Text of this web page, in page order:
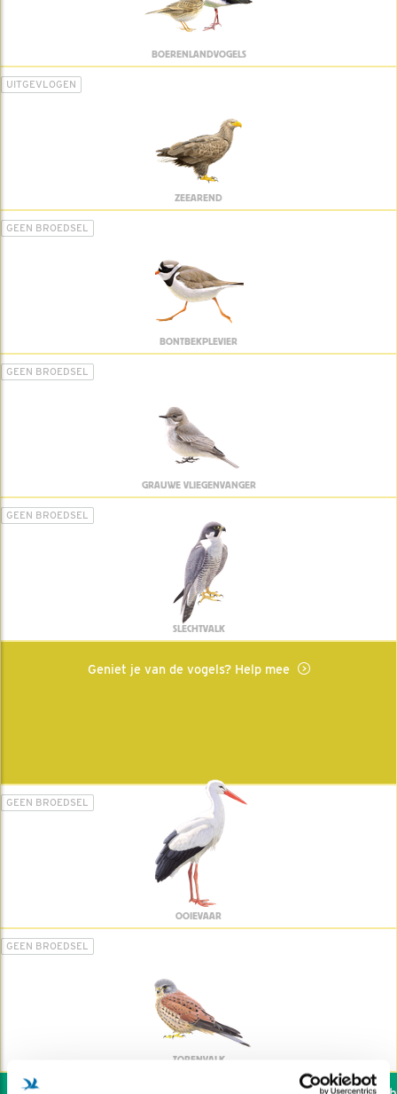
BOERENLANDVOGELS
UITGEVLOGEN
ZEEAREND
GEEN BROEDSEL
BONTBEKPLEVIER
GEEN BROEDSEL
GRAUWE VLIEGENVANGER
GEEN BROEDSEL
SLECHTVALK
Geniet je van de vogels? Help mee
GEEN BROEDSEL
OOIEVAAR
GEEN BROEDSEL
TORENVALK